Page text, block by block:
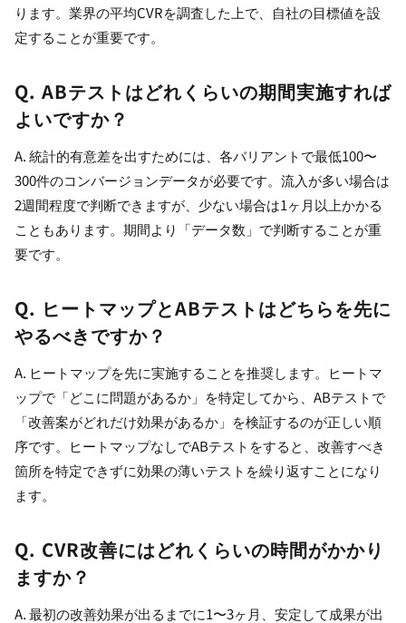
ります。業界の平均CVRを調査した上で、自社の目標値を設
定することが重要です。
Q. ABテストはどれくらいの期間実施すれば
よいですか？
A. 統計的有意差を出すためには、各バリアントで最低100〜
300件のコンバージョンデータが必要です。流入が多い場合は
2週間程度で判断できますが、少ない場合は1ヶ月以上かかる
こともあります。期間より「データ数」で判断することが重
要です。
Q. ヒートマップとABテストはどちらを先に
やるべきですか？
A. ヒートマップを先に実施することを推奨します。ヒートマ
ップで「どこに問題があるか」を特定してから、ABテストで
「改善案がどれだけ効果があるか」を検証するのが正しい順
序です。ヒートマップなしでABテストをすると、改善すべき
箇所を特定できずに効果の薄いテストを繰り返すことになり
ます。
Q. CVR改善にはどれくらいの時間がかかり
ますか？
A. 最初の改善効果が出るまでに1〜3ヶ月、安定して成果が出